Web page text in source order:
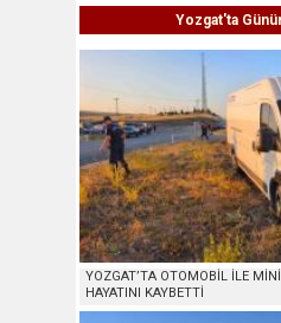
Yozgat'ta
YOZGAT’TA OTOMOBİL İLE
HAYATINI KAYBETTİ